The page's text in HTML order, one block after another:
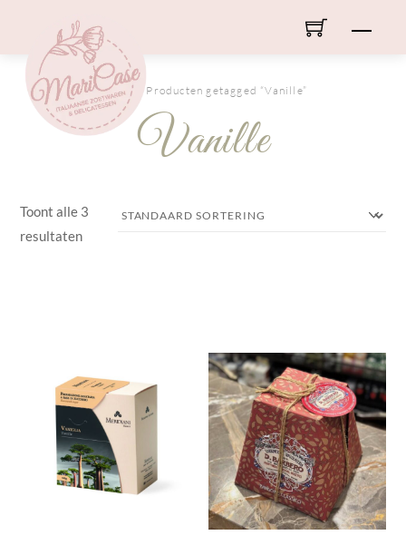
content
HOME / Producten getagged “Vanille”
Vanille
Toont alle 3
resultaten